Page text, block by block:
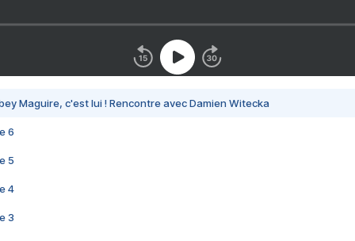
Maguire, c'est lui ! Rencontre avec Damien Witecka
6
5
4
3